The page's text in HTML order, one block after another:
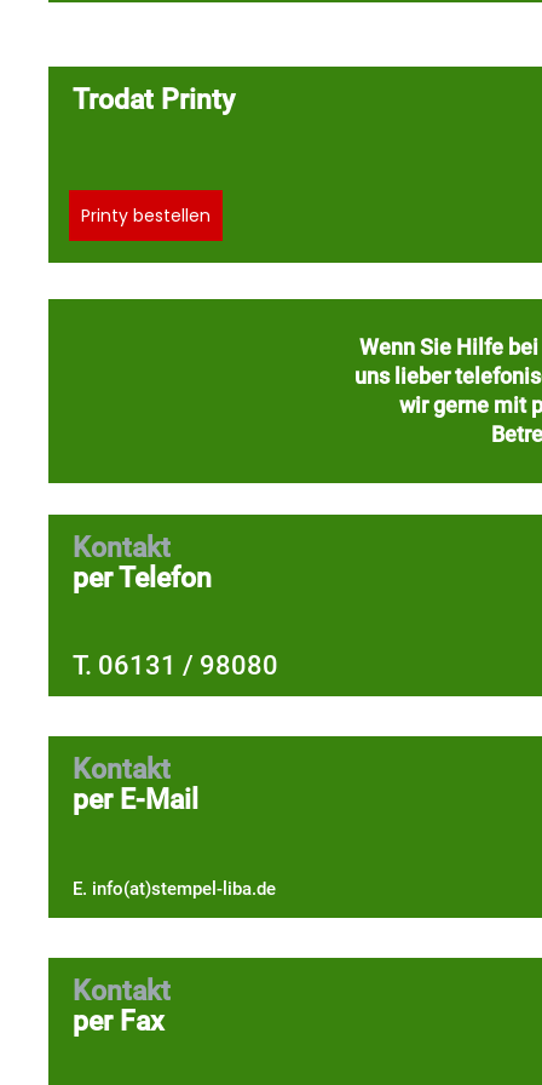
Trodat Printy
Printy bestellen
Wenn Sie Hilfe
uns lieber
wir gerne mit
Kontakt
per Telefon
T. 06131 / 98080
Kontakt
per E-Mail
E. info(at)stempel-liba.de
Kontakt
per Fax